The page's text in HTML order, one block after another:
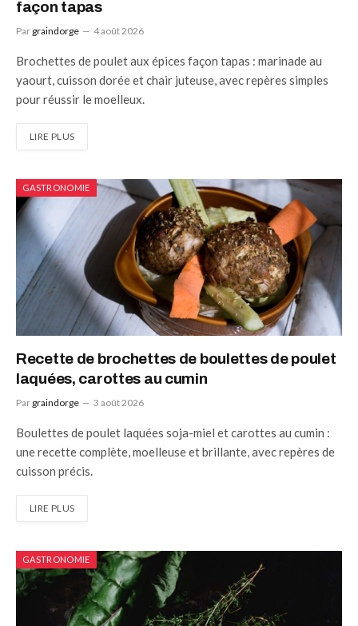
façon tapas
Par graindorge 4 août 2026
Brochettes de poulet aux épices façon tapas : marinade au
yaourt, cuisson dorée et chair juteuse, avec repères simples
pour réussir le moelleux.
LIRE PLUS
GASTRONOMIE
Recette de brochettes de boulettes de poulet
laquées, carottes au cumin
Par graindorge 3 août 2026
Boulettes de poulet laquées soja-miel et carottes au cumin :
une recette complète, moelleuse et brillante, avec repères de
cuisson précis.
LIRE PLUS
GASTRONOMIE